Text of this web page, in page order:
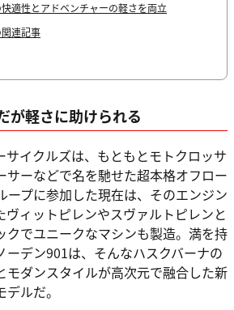
適性とアドベンチャーの軽さを両立
連記事
が軽さに助けられる
サイクルズは、もともとモトクロッサ
サーなどで名を馳せた超本格オフロー
ープに参加した現在は、そのエンジン
ヴィットピレンやスヴァルトピレンと
クでユニークなマシンも製造。満を持
ーデン901は、そんなハスクバーナの
モダンスタイルが高次元で融合した新
ルだ。